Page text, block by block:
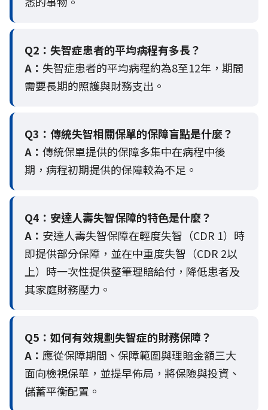
Q2： 失智症患者的平均病程有多長？
A： 失智症患者的平均病程約為8至12年，期間
需要長期的照護與財務支出。
Q3： 傳統失智相關保單的保障盲點是什麼？
A： 傳統保單提供的保障多集中在病程中後
期，病程初期提供的保障較為不足。
Q4： 安達人壽失智保障的特色是什麼？
A： 安達人壽失智保障在輕度失智（CDR 1）時
即提供部分保障，並在中重度失智（CDR 2以
上）時一次性提供整筆理賠給付，降低患者及
其家庭財務壓力。
Q5： 如何有效規劃失智症的財務保障？
A： 應從保障期間、保障範圍與理賠金額三大
面向檢視保單，並提早佈局，將保險與投資、
儲蓄平衡配置。